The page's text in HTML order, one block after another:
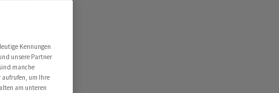
Kennungen
unsere Partner
manche
um Ihre
am unteren